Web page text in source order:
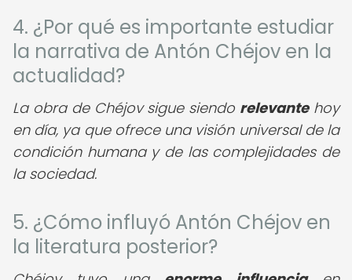
4. ¿Por qué es importante estudiar
la narrativa de Antón Chéjov en la
actualidad?
La obra de Chéjov sigue siendo relevantehoy
en día, ya que ofrece una visión universal de la
condición humana y de las complejidades de
la sociedad.
5. ¿Cómo influyó Antón Chéjov en
la literatura posterior?